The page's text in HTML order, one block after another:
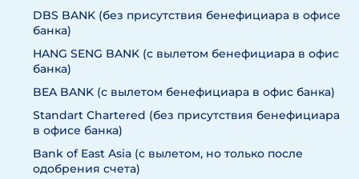
DBS BANK (без присутствия бенефициара в офисе
банка)
HANG SENG BANK (с вылетом бенефициара в офис
банка)
BEA BANK (с вылетом бенефициара в офис банка)
Standart Chartered (без присутствия бенефициара
в офисе банка)
Bank of East Asia (с вылетом, но только после
одобрения счета)